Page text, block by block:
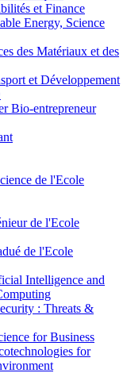
et Finance
Energy, Science
des Matériaux et des
et Développement
Bio-entrepreneur
de l'Ecole
de l'Ecole
de l'Ecole
Intelligence and
: Threats &
for Business
for